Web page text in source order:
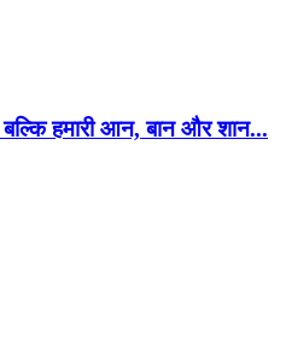
बल्कि हमारी आन, बान और शान...